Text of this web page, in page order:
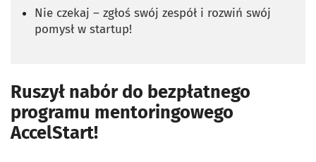
Nie czekaj – zgłoś swój zespół i rozwiń swój
pomysł w startup!
Ruszył nabór do bezpłatnego
programu mentoringowego
AccelStart!